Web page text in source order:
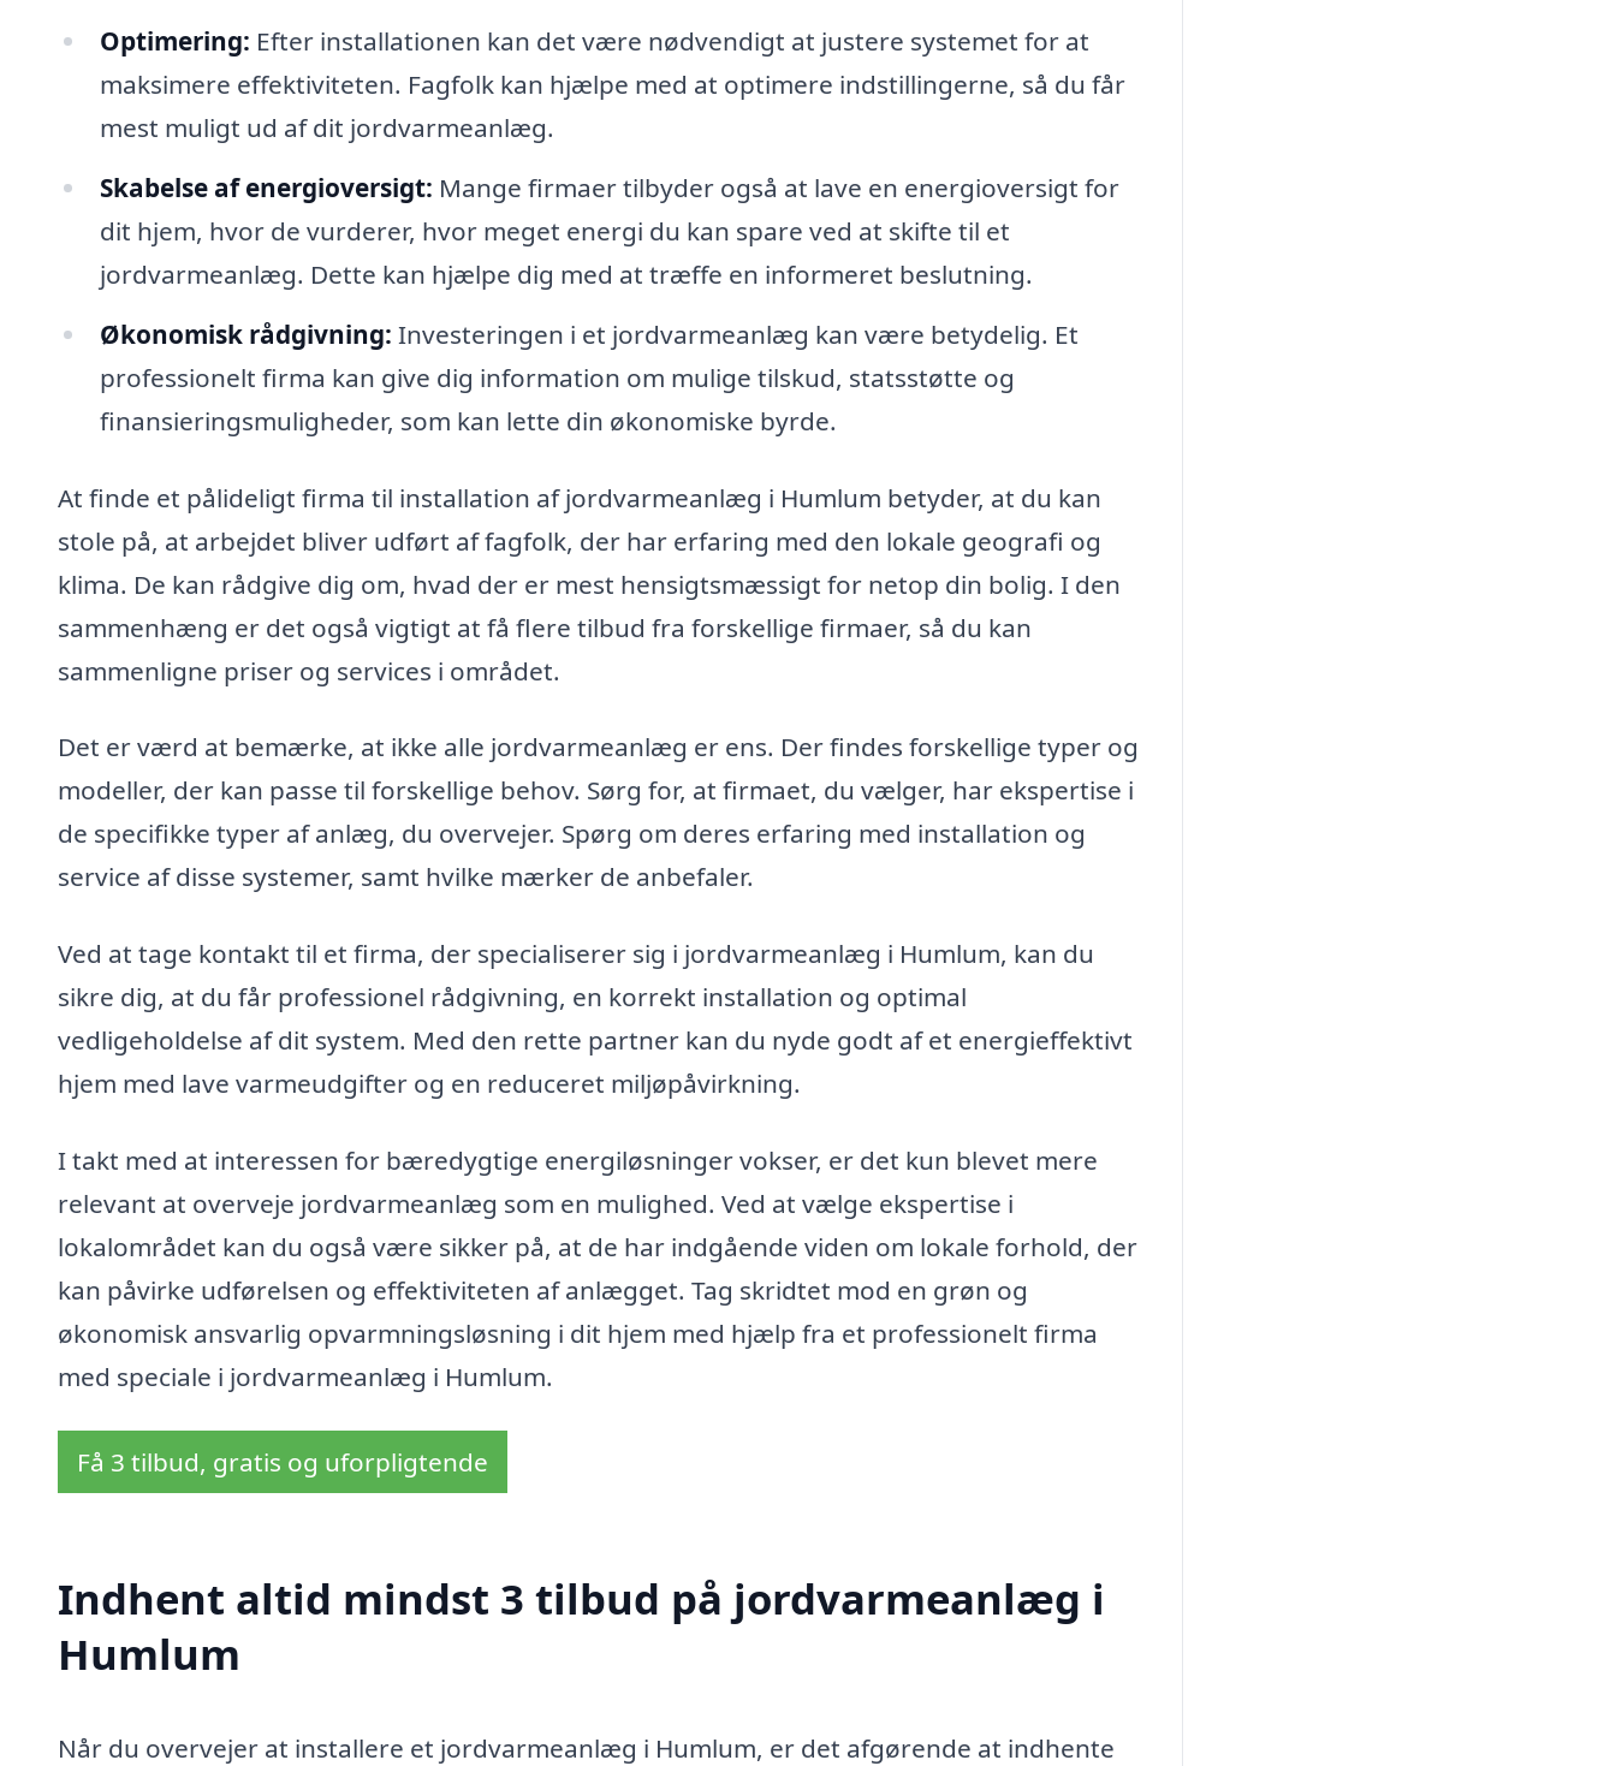
Optimering: Efter installationen kan det være nødvendigt at justere systemet for at
maksimere effektiviteten. Fagfolk kan hjælpe med at optimere indstillingerne, så du får
mest muligt ud af dit jordvarmeanlæg.
Skabelse af energioversigt: Mange firmaer tilbyder også at lave en energioversigt for
dit hjem, hvor de vurderer, hvor meget energi du kan spare ved at skifte til et
jordvarmeanlæg. Dette kan hjælpe dig med at træffe en informeret beslutning.
Økonomisk rådgivning: Investeringen i et jordvarmeanlæg kan være betydelig. Et
professionelt firma kan give dig information om mulige tilskud, statsstøtte og
finansieringsmuligheder, som kan lette din økonomiske byrde.
At finde et pålideligt firma til installation af jordvarmeanlæg i Humlum betyder, at du kan
stole på, at arbejdet bliver udført af fagfolk, der har erfaring med den lokale geografi og
klima. De kan rådgive dig om, hvad der er mest hensigtsmæssigt for netop din bolig. I den
sammenhæng er det også vigtigt at få flere tilbud fra forskellige firmaer, så du kan
sammenligne priser og services i området.
Det er værd at bemærke, at ikke alle jordvarmeanlæg er ens. Der findes forskellige typer og
modeller, der kan passe til forskellige behov. Sørg for, at firmaet, du vælger, har ekspertise i
de specifikke typer af anlæg, du overvejer. Spørg om deres erfaring med installation og
service af disse systemer, samt hvilke mærker de anbefaler.
Ved at tage kontakt til et firma, der specialiserer sig i jordvarmeanlæg i Humlum, kan du
sikre dig, at du får professionel rådgivning, en korrekt installation og optimal
vedligeholdelse af dit system. Med den rette partner kan du nyde godt af et energieffektivt
hjem med lave varmeudgifter og en reduceret miljøpåvirkning.
I takt med at interessen for bæredygtige energiløsninger vokser, er det kun blevet mere
relevant at overveje jordvarmeanlæg som en mulighed. Ved at vælge ekspertise i
lokalområdet kan du også være sikker på, at de har indgående viden om lokale forhold, der
kan påvirke udførelsen og effektiviteten af anlægget. Tag skridtet mod en grøn og
økonomisk ansvarlig opvarmningsløsning i dit hjem med hjælp fra et professionelt firma
med speciale i jordvarmeanlæg i Humlum.
Få 3 tilbud, gratis og uforpligtende
Indhent altid mindst 3 tilbud på jordvarmeanlæg i
Humlum
Når du overvejer at installere et jordvarmeanlæg i Humlum, er det afgørende at indhente